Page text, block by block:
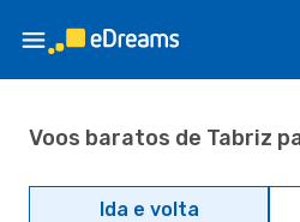
Voos baratos de Tabriz
Ida e volta